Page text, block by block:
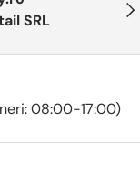
SRL
08:00-17:00)